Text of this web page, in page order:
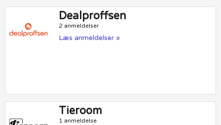
Dealproffsen
2 anmeldelser
Læs anmeldelser »
Tieroom
1 anmeldelse